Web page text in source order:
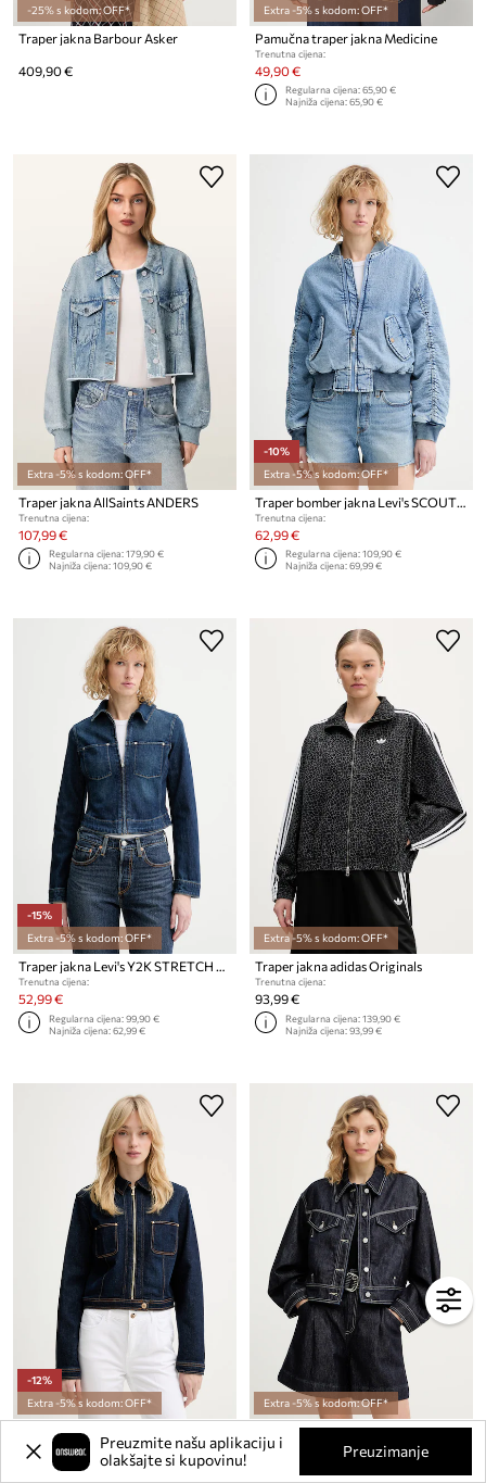
-25% s kodom: OFF*
Traper jakna Barbour Asker
409,90 €
Extra -5% s kodom: OFF*
Pamučna traper jakna Medicine
Trenutna cijena:
49,90 €
Regularna cijena:65,90 €
Najniža cijena:65,90 €
Extra -5% s kodom: OFF*
Traper jakna AllSaints ANDERS
Trenutna cijena:
107,99 €
Regularna cijena:179,90 €
Najniža cijena:109,90 €
-10%
Extra -5% s kodom: OFF*
Traper bomber jakna Levi's SCOUT WESTERN
Trenutna cijena:
62,99 €
Regularna cijena:109,90 €
Najniža cijena:69,99 €
-15%
Extra -5% s kodom: OFF*
Traper jakna Levi's Y2K STRETCH FITTED
Trenutna cijena:
52,99 €
Regularna cijena:99,90 €
Najniža cijena:62,99 €
Extra -5% s kodom: OFF*
Traper jakna adidas Originals
Trenutna cijena:
93,99 €
Regularna cijena:139,90 €
Najniža cijena:93,99 €
-12%
Extra -5% s kodom: OFF*
Traper jakna Guess AMELIE
Trenutna cijena:
78,99 €
Extra -5% s kodom: OFF*
Traper jakna BOSS Orange C BOMBER TRUCKER 1.0
Trenutna cijena:
Preuzmite našu aplikaciju i
olakšajte si kupovinu!
Preuzimanje